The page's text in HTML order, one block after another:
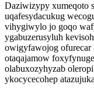
Daziwizypy xumeqoto
uqafesydacukug
vihygiwylo jo goqo
ygabuzerusyluh
owigyfawojog
otaqajamow
olabuxozyhyzab
ykocycecohep